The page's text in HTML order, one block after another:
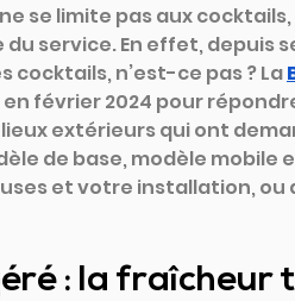
se limite pas aux
service. En effet, depuis
cocktails, n’est-ce pas ? La
février 2024 pour
extérieurs qui ont
de base, modèle mobile
et votre installation, ou
: la fraîcheur